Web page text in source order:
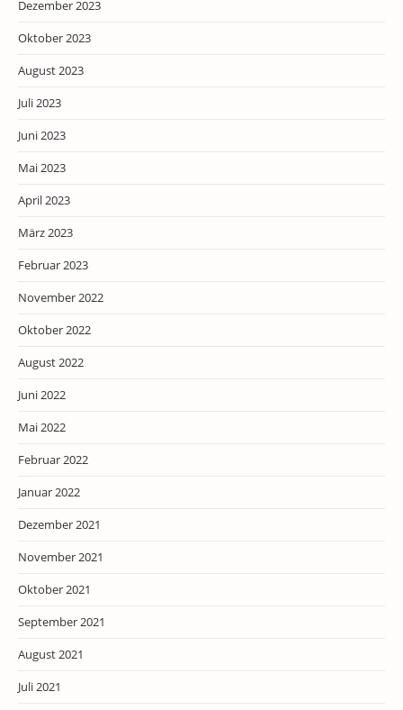
Dezember 2023
Oktober 2023
August 2023
Juli 2023
Juni 2023
Mai 2023
April 2023
März 2023
Februar 2023
November 2022
Oktober 2022
August 2022
Juni 2022
Mai 2022
Februar 2022
Januar 2022
Dezember 2021
November 2021
Oktober 2021
September 2021
August 2021
Juli 2021